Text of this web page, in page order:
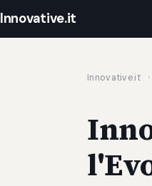
Innovative.it
Innovative.it ›